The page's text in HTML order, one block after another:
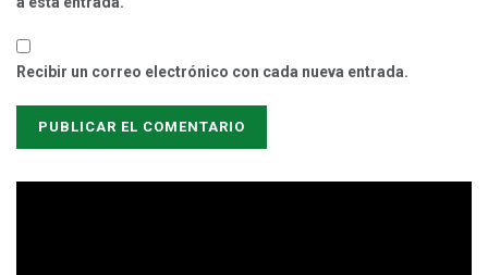
Recibir un correo electrónico con cada nueva entrada.